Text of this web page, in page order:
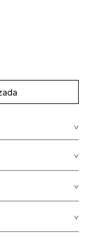
y American